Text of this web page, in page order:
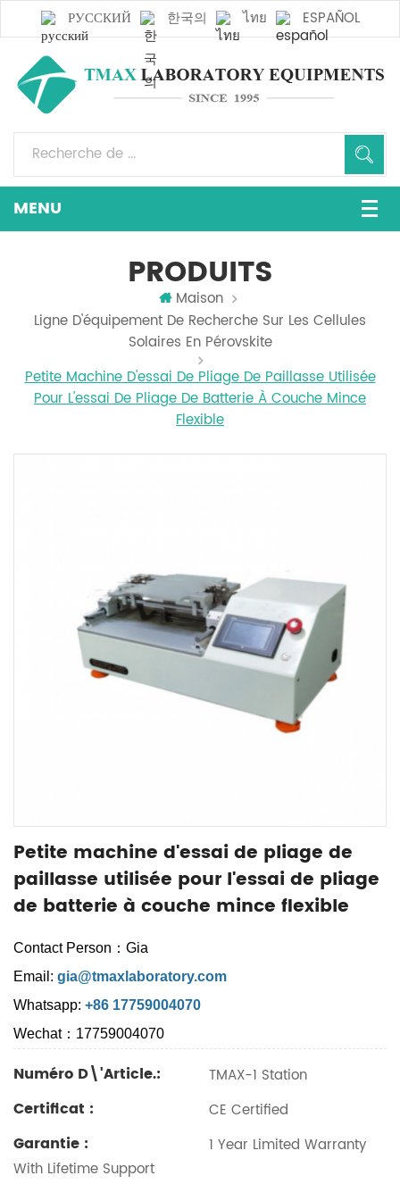
РУССКИЙ 한국의 ไทย ESPAÑOL
PRODUITS
Maison
Ligne D'équipement De Recherche Sur Les Cellules
Solaires En Pérovskite
Petite Machine D'essai De Pliage De Paillasse Utilisée
Pour L'essai De Pliage De Batterie À Couche Mince
Flexible
Petite machine d'essai de pliage de
paillasse utilisée pour l'essai de pliage
de batterie à couche mince flexible
Contact Person：Gia
Email: gia@tmaxlaboratory.com
Whatsapp: +86 17759004070
Wechat：17759004070
Numéro D\'article.: TMAX-1 Station
Certificat : CE Certified
Garantie :
1 Year Limited Warranty
With Lifetime Support